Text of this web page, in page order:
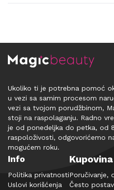
Ukoliko ti je potrebna pomoć
u vezi sa samim procesom
vezi sa tvojom porudžbinom,
stoji na raspolaganju. Radno
je od ponedeljka do petka, od
raspoloživosti, odgovorićemo
mogućem roku.
Info
Politika privatnosti
Uslovi korišćenja
Kupovina
Poručivanje,
Često